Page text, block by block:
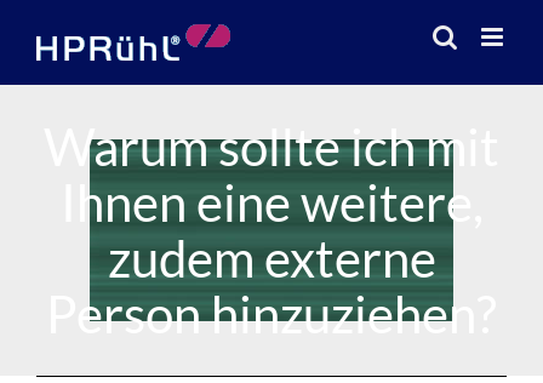
Inhalt
springen
Warum sollte ich mit
Ihnen eine weitere,
zudem externe
Person hinzuziehen?